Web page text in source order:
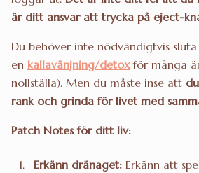
är ditt ansvar att trycka på eject-
Du behöver inte nödvändigtvis
en kallavänjning/detoxför många
nollställa). Men du måste inse att
rank och grinda för livet med
Patch Notes för ditt liv:
Erkänn dränaget: Erkänn att